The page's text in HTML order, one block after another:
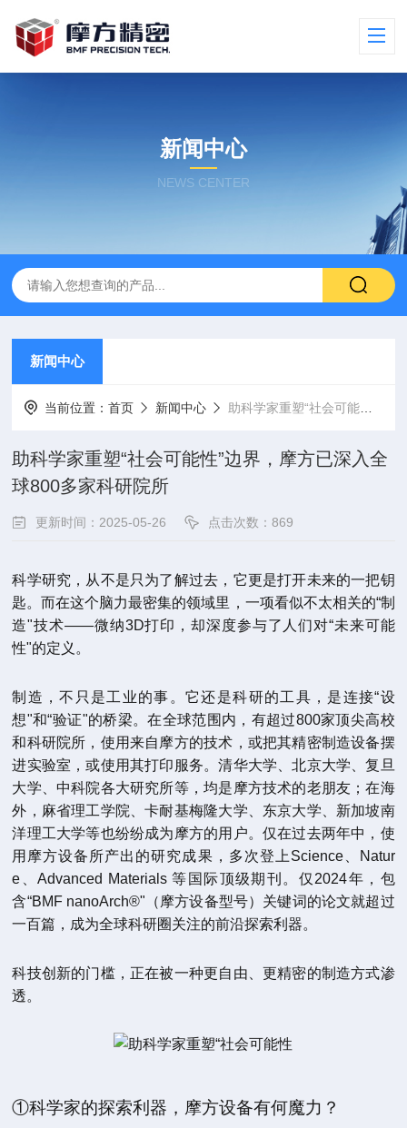
新闻中心
NEWS CENTER
新闻中心
当前位置：首页 新闻中心 助科学家重塑“社会可能性”边界，摩方已深入全球800多家科研院所
助科学家重塑“社会可能性”边界，摩方已深入全
球800多家科研院所
更新时间：2025-05-26 点击次数：869
科学研究，从不是只为了解过去，它更是打开未来的一把钥
匙。而在这个脑力最密集的领域里，一项看似不太相关的“制
造"技术——微纳3D打印，却深度参与了人们对“未来可能
性"的定义。
制造，不只是工业的事。它还是科研的工具，是连接“设
想"和“验证"的桥梁。在全球范围内，有超过800家顶尖高校
和科研院所，使用来自摩方的技术，或把其精密制造设备摆
进实验室，或使用其打印服务。清华大学、北京大学、复旦
大学、中科院各大研究所等，均是摩方技术的老朋友；在海
外，麻省理工学院、卡耐基梅隆大学、东京大学、新加坡南
洋理工大学等也纷纷成为摩方的用户。仅在过去两年中，使
用摩方设备所产出的研究成果，多次登上Science、Natur
e、Advanced Materials 等国际顶级期刊。仅2024年，包
含“BMF nanoArch®"（摩方设备型号）关键词的论文就超过
一百篇，成为全球科研圈关注的前沿探索利器。
科技创新的门槛，正在被一种更自由、更精密的制造方式渗
透。
①科学家的探索利器，摩方设备有何魔力？